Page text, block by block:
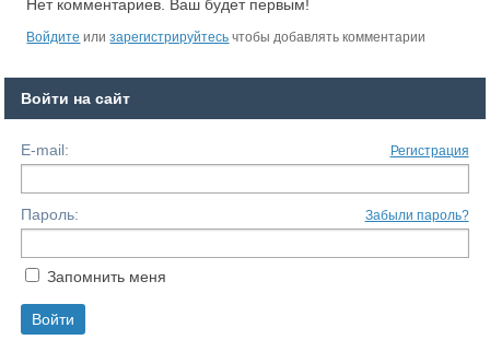
Нет комментариев. Ваш будет первым!
Войдите илизарегистрируйтесь чтобы добавлять комментарии
Войти на сайт
E-mail: Регистрация
Пароль: Забыли пароль?
Запомнить меня